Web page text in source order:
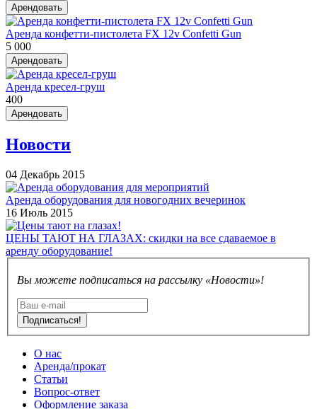
Арендовать
Аренда конфетти-пистолета FX 12v Confetti Gun
5 000
Арендовать
Аренда кресел-груш
400
Арендовать
Новости
04 Декабрь 2015
Аренда оборудования для новогодних вечеринок
16 Июль 2015
ЦЕНЫ ТАЮТ НА ГЛАЗАХ: скидки на все сдаваемое в
аренду оборудование!
Вы можете подписаться на рассылку «Новости»!
Подписаться!
О нас
Аренда/прокат
Статьи
Вопрос-ответ
Оформление заказа